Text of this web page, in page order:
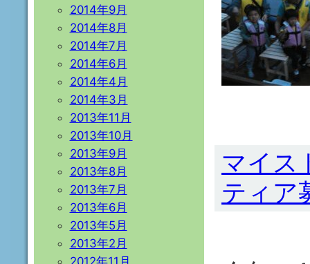
マイス
ティア
2014年9月
2014年8月
2014年7月
2014年6月
2014年4月
2014年3月
2013年11月
2013年10月
2013年9月
2013年8月
2013年7月
2013年6月
2013年5月
2013年2月
2012年11月